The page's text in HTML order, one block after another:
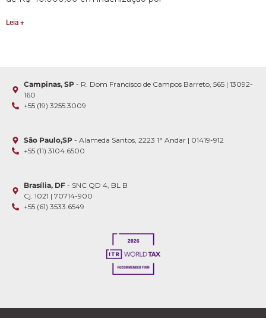
Leia +
Campinas, SP - R. Dom Francisco de Campos Barreto, 565 | 13092-
160
+55 (19) 3255.3009
São Paulo,SP - Alameda Santos, 2223 1° Andar | 01419-912
+55 (11) 3104.6500
Brasília, DF - SNC QD 4, BL B
Cj. 1021 | 70714-900
+55 (61) 3533.6549